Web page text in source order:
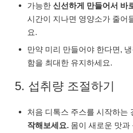
가능한 신선하게 만들어서 바
시간이 지나면 영양소가 줄어
요.
만약 미리 만들어야 한다면,
함을 최대한 유지하세요.
5. 섭취량 조절하기
처음 디톡스 주스를 시작하는
작해보세요.
몸이 새로운 맛과